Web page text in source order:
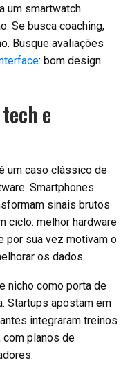
um smartwatch
Se busca coaching,
Busque avaliações
: bom design
e
um caso clássico de
Smartphones
sinais brutos
ciclo: melhor hardware
por sua vez motivam o
os dados.
nicho como porta de
Startups apostam em
integraram treinos
planos de